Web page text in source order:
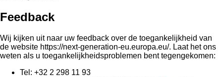
Feedback
Wij kijken uit naar uw feedback over de toegankelijkheid van
de website https://next-generation-eu.europa.eu/. Laat het ons
weten als u toegankelijkheidsproblemen bent tegengekomen:
Tel: +32 2 298 11 93